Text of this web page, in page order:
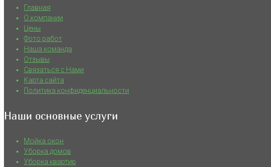
Главная
О компании
Цены
Фото работ
Наша команда
Отзывы
Связаться с Нами
Карта сайта
Политика конфиденциальности
Наши основные услуги
Мойка окон
Уборка домов
Уборка квартир